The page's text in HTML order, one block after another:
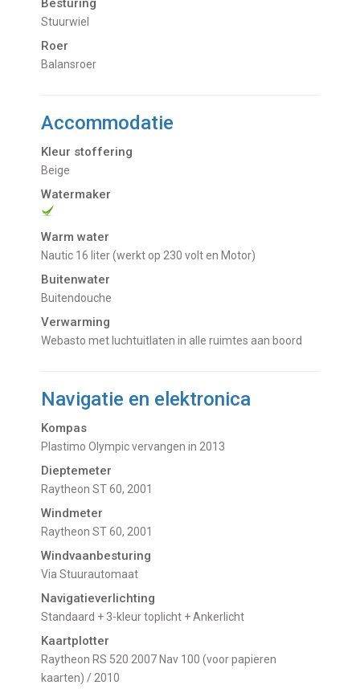
Besturing
Stuurwiel
Roer
Balansroer
Accommodatie
Kleur stoffering
Beige
Watermaker
Warm water
Nautic 16 liter (werkt op 230 volt en Motor)
Buitenwater
buitendouche
Verwarming
Webasto met luchtuitlaten in alle ruimtes aan boord
Navigatie en elektronica
Kompas
Plastimo Olympic vervangen in 2013
Dieptemeter
Raytheon ST 60, 2001
Windmeter
Raytheon ST 60, 2001
Windvaanbesturing
Via Stuurautomaat
Navigatieverlichting
Standaard + 3-kleur toplicht + Ankerlicht
Kaartplotter
Raytheon RS 520 2007 Nav 100 (voor papieren
kaarten) / 2010